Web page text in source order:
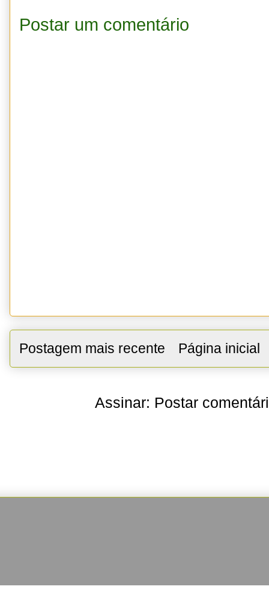
Postar um comentário
Postagem mais recente Página inicial
Assinar: Postar